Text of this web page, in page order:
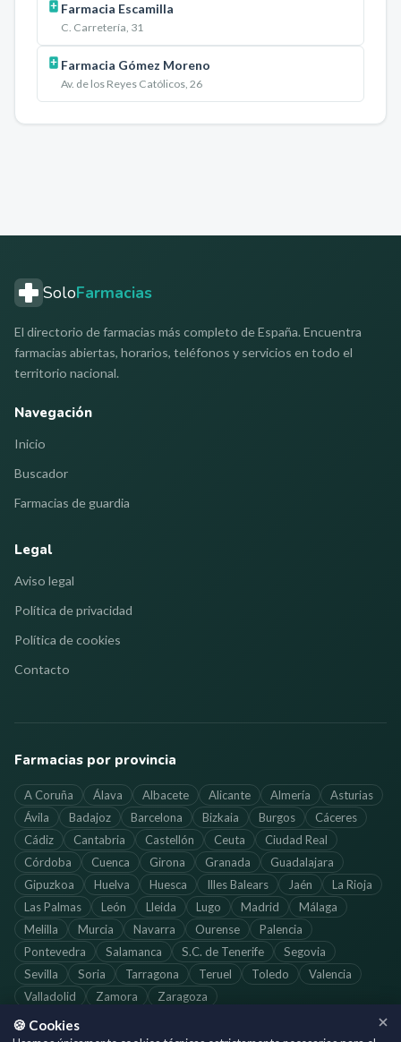
Farmacia Escamilla
C. Carretería, 31
Farmacia Gómez Moreno
Av. de los Reyes Católicos, 26
SoloFarmacias
El directorio de farmacias más completo de España. Encuentra
farmacias abiertas, horarios, teléfonos y servicios en todo el
territorio nacional.
Navegación
Inicio
Buscador
Farmacias de guardia
Legal
Aviso legal
Política de privacidad
Política de cookies
Contacto
Farmacias por provincia
A Coruña Álava Albacete Alicante Almería
Asturias
Ávila
Badajoz Barcelona Bizkaia Burgos
Cáceres
Cádiz
Cantabria Castellón Ceuta
Ciudad Real
Córdoba
Cuenca Girona Granada
Guadalajara
Gipuzkoa
Huelva Huesca Illes Balears Jaén
La Rioja
Las Palmas
León Lleida Lugo Madrid
Málaga
Melilla
Murcia Navarra Ourense
Palencia
Pontevedra
Salamanca S.C. de Tenerife
Segovia
Sevilla
Soria Tarragona Teruel Toledo
Valencia
Valladolid
Zamora Zaragoza
🍪 Cookies